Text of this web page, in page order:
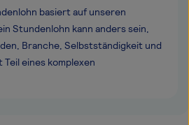
basiert auf unseren
Stundenlohn kann anders sein,
Branche, Selbstständigkeit und
eines komplexen